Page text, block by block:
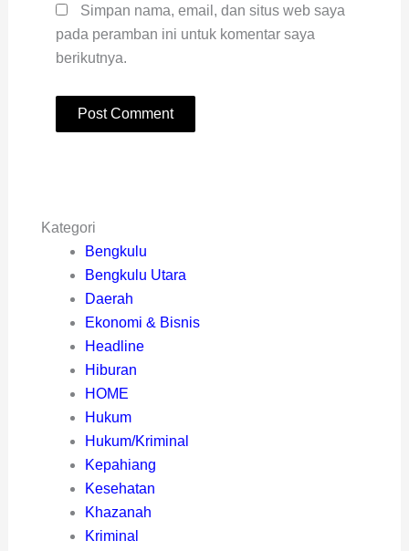
Simpan nama, email, dan situs web saya
pada peramban ini untuk komentar saya
berikutnya.
Kategori
Bengkulu
Bengkulu Utara
Daerah
Ekonomi & Bisnis
Headline
Hiburan
HOME
Hukum
Hukum/Kriminal
Kepahiang
Kesehatan
Khazanah
Kriminal